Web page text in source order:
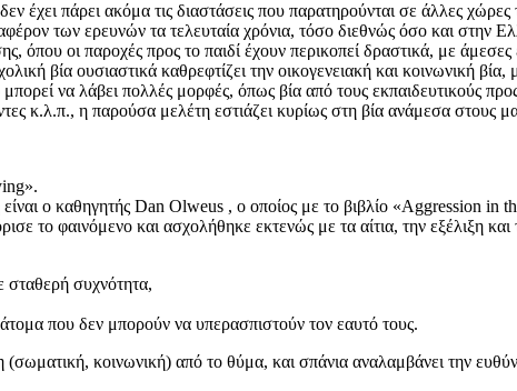
έχει πάρει ακόμα τις διαστάσεις που παρατηρούνται σε άλλες
των ερευνών τα τελευταία χρόνια, τόσο διεθνώς όσο και στην
όπου οι παροχές προς το παιδί έχουν περικοπεί δραστικά, με
βία ουσιαστικά καθρεφτίζει την οικογενειακή και κοινωνική βία,
να λάβει πολλές μορφές, όπως βία από τους εκπαιδευτικούς
κ.λ.π., η παρούσα μελέτη εστιάζει κυρίως στη βία ανάμεσα στους
ο καθηγητής Dan Olweus , ο οποίος με το βιβλίο «Aggression
το φαινόμενο και ασχολήθηκε εκτενώς με τα αίτια, την εξέλιξη και
σταθερή συχνότητα,
που δεν μπορούν να υπερασπιστούν τον εαυτό τους.
(σωματική, κοινωνική) από το θύμα, και σπάνια αναλαμβάνει την